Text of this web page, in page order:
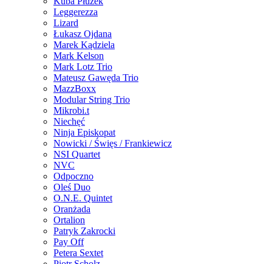
Leggerezza
Lizard
Łukasz Ojdana
Marek Kądziela
Mark Kelson
Mark Lotz Trio
Mateusz Gawęda Trio
MazzBoxx
Modular String Trio
Mikrobi.t
Niechęć
Ninja Episkopat
Nowicki / Święs / Frankiewicz
NSI Quartet
NVC
Odpoczno
Oleś Duo
O.N.E. Quintet
Oranżada
Ortalion
Patryk Zakrocki
Pay Off
Petera Sextet